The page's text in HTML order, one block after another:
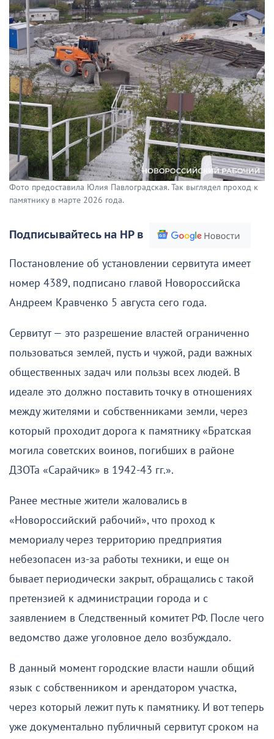
Фото предоставила Юлия Павлоградская. Так выглядел проход к
памятнику в марте 2026 года.
Подписывайтесь на НР в
Постановление об установлении сервитута имеет
номер 4389, подписано главой Новороссийска
Андреем Кравченко 5 августа сего года.
Сервитут — это разрешение властей ограниченно
пользоваться землей, пусть и чужой, ради важных
общественных задач или пользы всех людей. В
идеале это должно поставить точку в отношениях
между жителями и собственниками земли, через
который проходит дорога к памятнику «Братская
могила советских воинов, погибших в районе
ДЗОТа «Сарайчик» в 1942-43 гг.».
Ранее местные жители жаловались в
«Новороссийский рабочий», что проход к
мемориалу через территорию предприятия
небезопасен из-за работы техники, и еще он
бывает периодически закрыт, обращались с такой
претензией к администрации города и с
заявлением в Следственный комитет РФ. После чего
ведомство даже уголовное дело возбуждало.
В данный момент городские власти нашли общий
язык с собственником и арендатором участка,
через который лежит путь к памятнику. И вот теперь
уже документально публичный сервитут сроком на